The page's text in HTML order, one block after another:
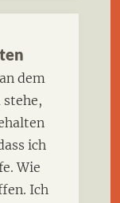
dem
stehe,
ich
Wie
Ich